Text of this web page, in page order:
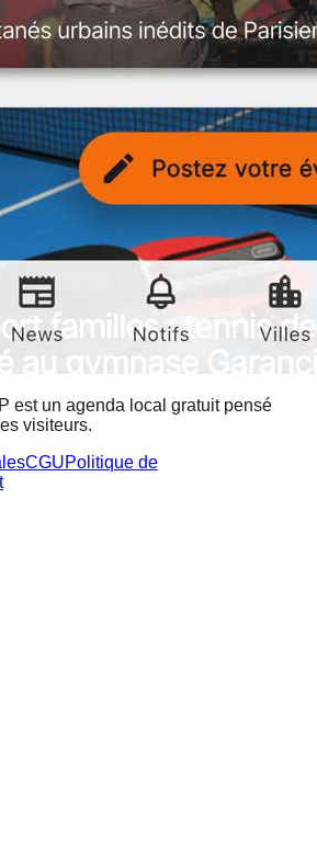
est un agenda local gratuit pensé
visiteurs.
CGUPolitique de